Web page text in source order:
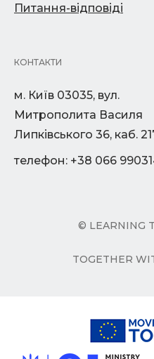
Питання-відповіді
КОНТАКТИ
м. Київ 03035, вул.
Митрополита Василя
Липківського 36, каб.
телефон: +38 066
© LEARNING
TOGETHER